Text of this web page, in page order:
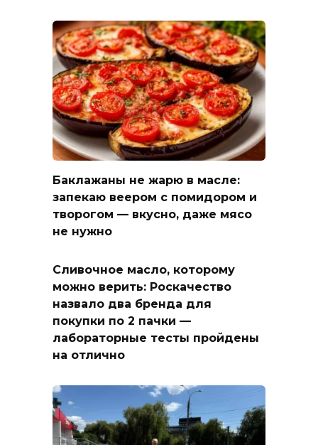
Баклажаны не жарю в масле:
запекаю веером с помидором и
творогом — вкусно, даже мясо
не нужно
Сливочное масло, которому
можно верить: Роскачество
назвало два бренда для
покупки по 2 пачки —
лабораторные тесты пройдены
на отлично